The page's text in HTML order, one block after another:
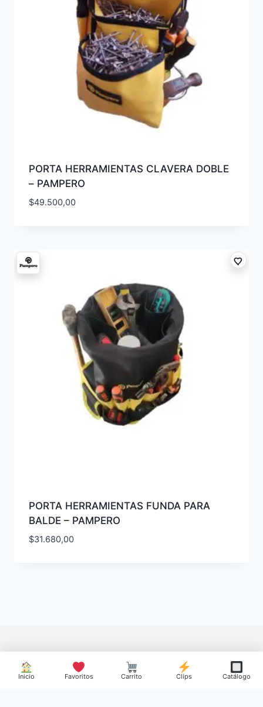
PORTA HERRAMIENTAS CLAVERA DOBLE
– PAMPERO
$49.500,00
PORTA HERRAMIENTAS FUNDA PARA
BALDE – PAMPERO
$31.680,00
Inicio Favoritos Carrito Clips Catálogo